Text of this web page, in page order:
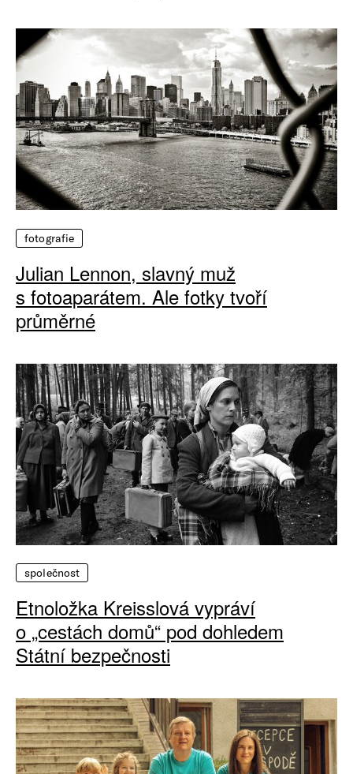
fotografie
Julian Lennon, slavný muž
s fotoaparátem. Ale fotky tvoří
průměrné
společnost
Etnoložka Kreisslová vypráví
o „cestách domů“ pod dohledem
Státní bezpečnosti